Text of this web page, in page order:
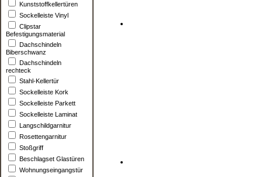
Kunststoffkellertüren
Sockelleiste Vinyl
Clipstar
Befestigungsmaterial
Dachschindeln
Biberschwanz
Dachschindeln
rechteck
Stahl-Kellertür
Sockelleiste Kork
Sockelleiste Parkett
Sockelleiste Laminat
Langschildgarnitur
Rosettengarnitur
Stoßgriff
Beschlagset Glastüren
Wohnungseingangstür